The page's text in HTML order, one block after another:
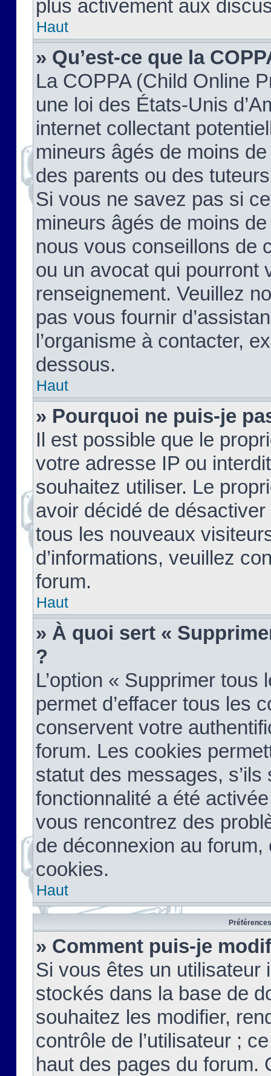
plus activement aux
Haut
» Qu’est-ce que la
La COPPA (Child Online
une loi des États-Unis
internet collectant
mineurs âgés de moins
des parents ou des
Si vous ne savez pas si
mineurs âgés de moins
nous vous conseillons de
ou un avocat qui pourront
renseignement. Veuillez
pas vous fournir
l’organisme à contacter,
dessous.
Haut
» Pourquoi ne puis-je
Il est possible que le
votre adresse IP ou
souhaitez utiliser. Le
avoir décidé de
tous les nouveaux
d’informations, veuillez
forum.
Haut
» À quoi sert «
?
L’option « Supprimer
permet d’effacer tous les
conservent votre
forum. Les cookies
statut des messages,
fonctionnalité a été
vous rencontrez des
de déconnexion au
cookies.
Haut
» Comment puis-je
Si vous êtes un
stockés dans la base de
souhaitez les modifier,
contrôle de l’utilisateur ;
haut des pages du forum.